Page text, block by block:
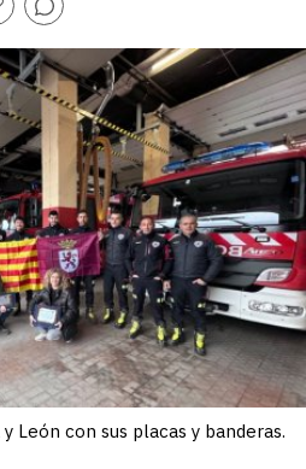
León con sus placas y banderas.